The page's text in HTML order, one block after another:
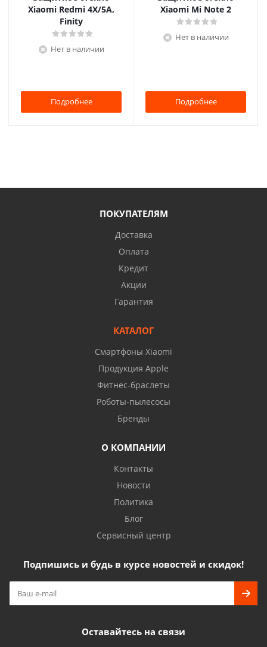
Xiaomi Redmi 4X/5A,
Finity
Нет в наличии
Подробнее
Xiaomi Mi Note 2
Нет в наличии
Подробнее
ПОКУПАТЕЛЯМ
Доставка
Оплата
Кредит
Акции
Гарантия
КАТАЛОГ
Смартфоны Xiaomi
Продукция Apple
Фитнес-браслеты
Роботы-пылесосы
Бренды
О КОМПАНИИ
Контакты
Новости
Политика
Блог
Сервисный центр
Подпишись и будь в курсе новостей и скидок!
Оставайтесь на связи